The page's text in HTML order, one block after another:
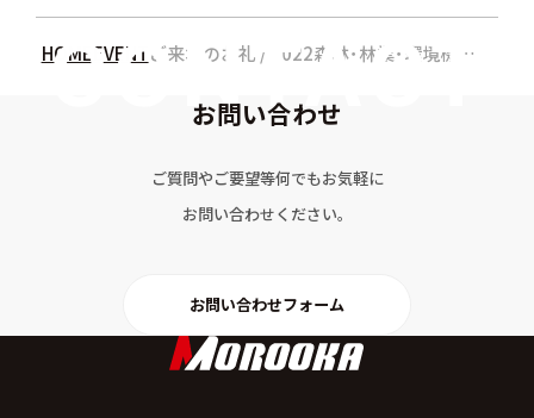
HOMEEVENT ご来場のお礼 / 2022森林･林業･環境機械展示実演会
お問い合わせ
ご質問やご要望等何でもお気軽に
お問い合わせください。
お問い合わせフォーム